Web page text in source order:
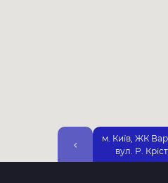
м. Київ, ЖК
вул. Р.